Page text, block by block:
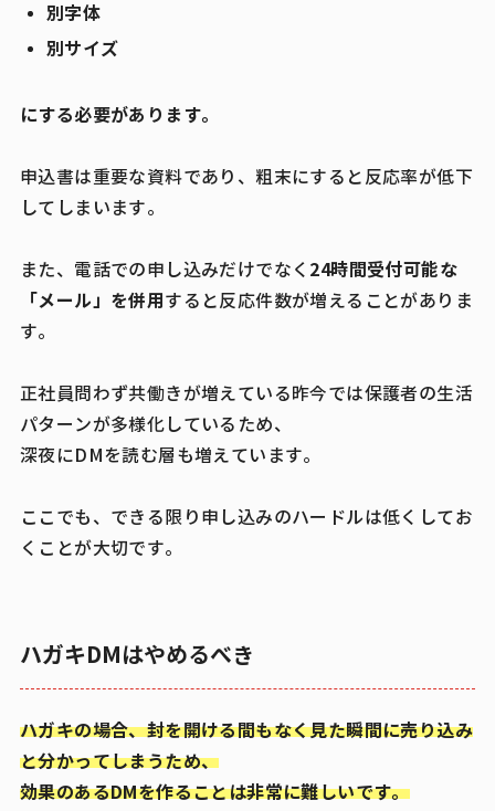
別字体
別サイズ
にする必要があります。
申込書は重要な資料であり、粗末にすると反応率が低下
してしまいます。
また、電話での申し込みだけでなく 24時間受付可能な
「メール」を併用すると反応件数が増えることがありま
す。
正社員問わず共働きが増えている昨今では保護者の生活
パターンが多様化しているため、
深夜にDMを読む層も増えています。
ここでも、できる限り申し込みのハードルは低くしてお
くことが大切です。
ハガキDMはやめるべき
ハガキの場合、封を開ける間もなく見た瞬間に売り込み
と分かってしまうため、
効果のあるDMを作ることは非常に難しいです。